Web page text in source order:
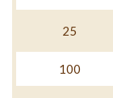
25
100